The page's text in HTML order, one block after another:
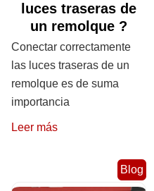
luces traseras de
un remolque ?
Conectar correctamente
las luces traseras de un
remolque es de suma
importancia
Leer más
Blog